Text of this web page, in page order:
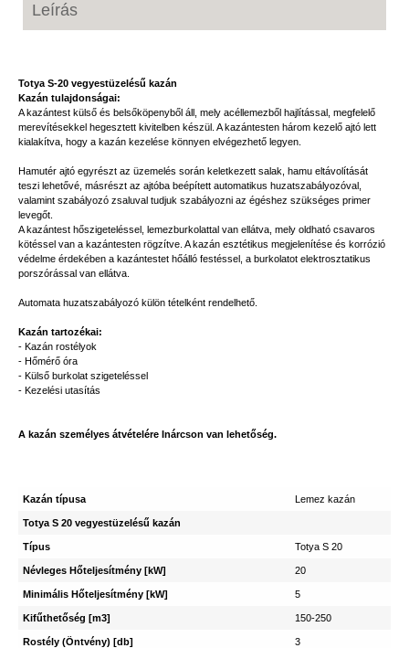
Leírás
Totya S-20 vegyestüzelésű kazán
Kazán tulajdonságai:
A kazántest külső és belsőköpenyből áll, mely acéllemezből hajlítással, megfelelő
merevítésekkel hegesztett kivitelben készül. A kazántesten három kezelő ajtó lett
kialakítva, hogy a kazán kezelése könnyen elvégezhető legyen.
Hamutér ajtó egyrészt az üzemelés során keletkezett salak, hamu eltávolítását
teszi lehetővé, másrészt az ajtóba beépített automatikus huzatszabályozóval,
valamint szabályozó zsaluval tudjuk szabályozni az égéshez szükséges primer
levegőt.
A kazántest hőszigeteléssel, lemezburkolattal van ellátva, mely oldható csavaros
kötéssel van a kazántesten rögzítve. A kazán esztétikus megjelenítése és korrózió
védelme érdekében a kazántestet hőálló festéssel, a burkolatot elektrosztatikus
porszórással van ellátva.
Automata huzatszabályozó külön tételként rendelhető.
Kazán tartozékai:
- Kazán rostélyok
- Hőmérő óra
- Külső burkolat szigeteléssel
- Kezelési utasítás
A kazán személyes átvételére Inárcson van lehetőség.
Kazán típusa Lemez kazán
Totya S 20 vegyestüzelésű kazán
Típus Totya S 20
Névleges Hőteljesítmény [kW] 20
Minimális Hőteljesítmény [kW] 5
Kifűthetőség [m3] 150-250
Rostély (Öntvény) [db] 3